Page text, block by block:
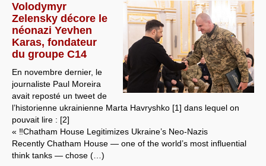
Volodymyr
Zelensky décore le
néonazi Yevhen
Karas, fondateur
du groupe C14
En novembre dernier, le
journaliste Paul Moreira
avait reposté un tweet de
l’historienne ukrainienne Marta Havryshko [1] dans lequel on
pouvait lire : [2]
« ‼️Chatham House Legitimizes Ukraine’s Neo-Nazis
Recently Chatham House — one of the world’s most influential
think tanks — chose (…)